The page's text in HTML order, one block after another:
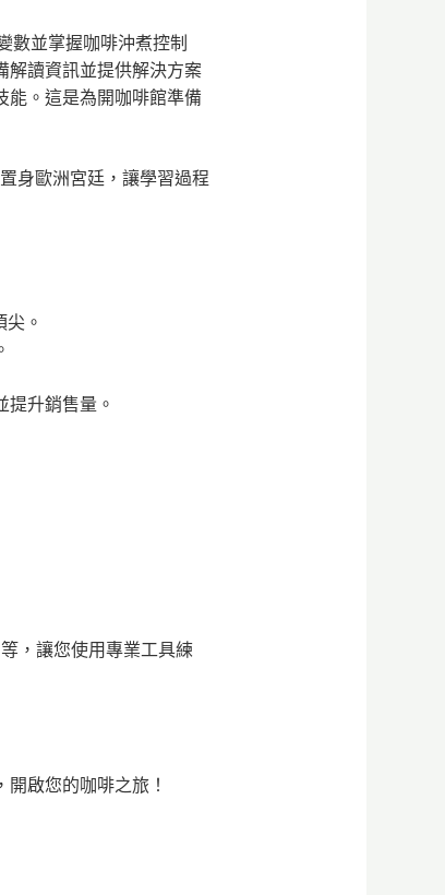
數並掌握咖啡沖煮控制
解讀資訊並提供解決方案
能。這是為開咖啡館準備
身歐洲宮廷，讓學習過程
。
升銷售量。
，讓您使用專業工具練
啟您的咖啡之旅！